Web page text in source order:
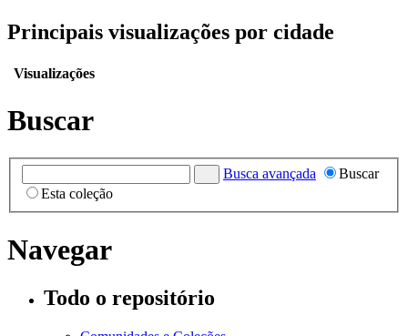
Principais visualizações por cidade
Visualizações
Buscar
Busca avançada
Buscar
Esta coleção
Navegar
Todo o repositório